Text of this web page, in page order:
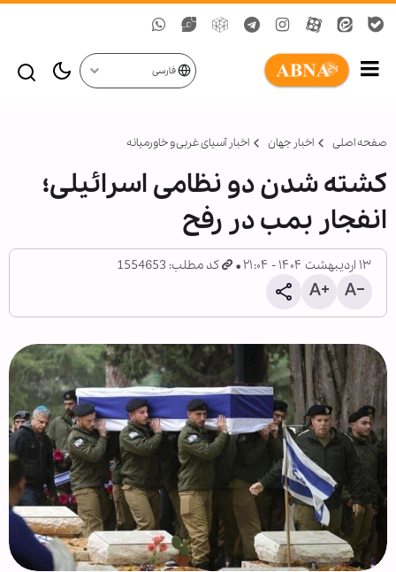
فارسی
صفحه اصلی اخبار جهان اخبار آسیای غربی و خاورمیانه
کشته شدن دو نظامی اسرائیلی؛
انفجار بمب در رفح
۱۳ اردیبهشت ۱۴۰۴ - ۲۱:۰۴ کد مطلب: 1554653